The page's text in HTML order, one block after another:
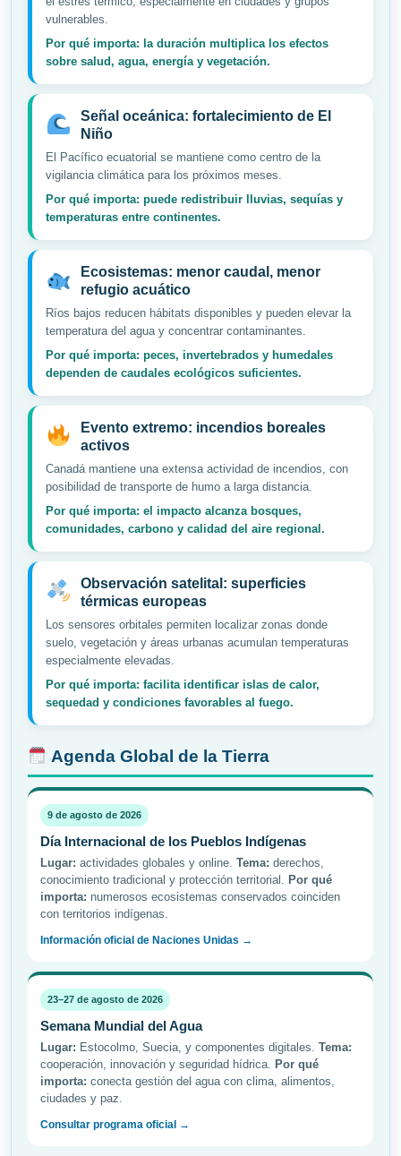
vulnerables.
Por qué importa: la duración multiplica los efectos
sobre salud, agua, energía y vegetación.
Señal oceánica: fortalecimiento de El
Niño
El Pacífico ecuatorial se mantiene como centro de la
vigilancia climática para los próximos meses.
Por qué importa: puede redistribuir lluvias, sequías y
temperaturas entre continentes.
Ecosistemas: menor caudal, menor
refugio acuático
Ríos bajos reducen hábitats disponibles y pueden elevar la
temperatura del agua y concentrar contaminantes.
Por qué importa: peces, invertebrados y humedales
dependen de caudales ecológicos suficientes.
Evento extremo: incendios boreales
activos
Canadá mantiene una extensa actividad de incendios, con
posibilidad de transporte de humo a larga distancia.
Por qué importa: el impacto alcanza bosques,
comunidades, carbono y calidad del aire regional.
Observación satelital: superficies
térmicas europeas
Los sensores orbitales permiten localizar zonas donde
suelo, vegetación y áreas urbanas acumulan temperaturas
especialmente elevadas.
Por qué importa: facilita identificar islas de calor,
sequedad y condiciones favorables al fuego.
Agenda Global de la Tierra
9 de agosto de 2026
Día Internacional de los Pueblos Indígenas
Lugar: actividades globales y online. Tema: derechos,
conocimiento tradicional y protección territorial. Por qué
importa: numerosos ecosistemas conservados coinciden
con territorios indígenas.
Información oficial de Naciones Unidas →
23–27 de agosto de 2026
Semana Mundial del Agua
Lugar: Estocolmo, Suecia, y componentes digitales. Tema:
cooperación, innovación y seguridad hídrica. Por qué
importa: conecta gestión del agua con clima, alimentos,
ciudades y paz.
Consultar programa oficial →